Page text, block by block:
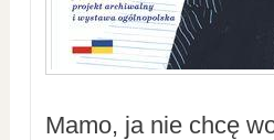
Mamo, ja nie chcę